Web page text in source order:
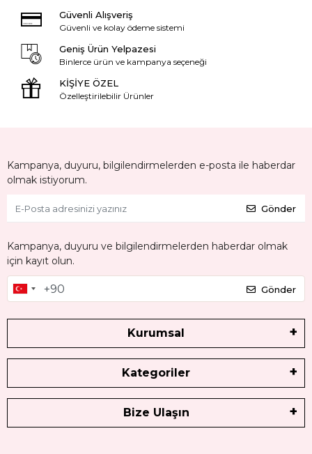
Güvenli Alışveriş
Güvenli ve kolay ödeme sistemi
Geniş Ürün Yelpazesi
Binlerce ürün ve kampanya seçeneği
KİŞİYE ÖZEL
Özelleştirilebilir Ürünler
Kampanya, duyuru, bilgilendirmelerden e-posta ile haberdar
olmak istiyorum.
Gönder
Kampanya, duyuru ve bilgilendirmelerden haberdar olmak
için kayıt olun.
Gönder
Kurumsal
Kategoriler
Bize Ulaşın